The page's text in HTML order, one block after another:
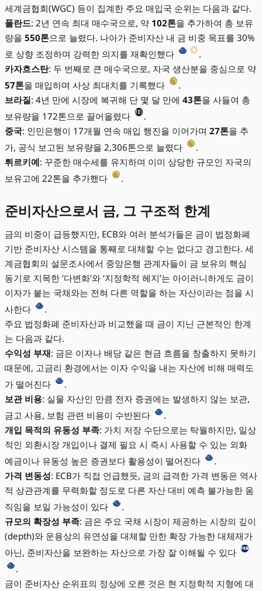
세계금협회(WGC) 등이 집계한 주요 매입국 순위는 다음과 같다.
폴란드: 2년 연속 최대 매수국으로, 약 102톤을 추가하여 총 보유
량을 550톤으로 늘렸다. 나아가 준비자산 내 금 비중 목표를 30%
로 상향 조정하며 강력한 의지를 재확인했다
.
카자흐스탄: 두 번째로 큰 매수국으로, 자국 생산분을 중심으로 약
57톤을 매입하며 사상 최대치를 기록했다
.
브라질: 4년 만에 시장에 복귀해 단 몇 달 만에 43톤을 사들여 총
보유량을 172톤으로 끌어올렸다
.
중국: 인민은행이 17개월 연속 매입 행진을 이어가며 27톤을 추
가, 공식 보고된 보유량을 2,306톤으로 늘렸다
.
튀르키예: 꾸준한 매수세를 유지하며 이미 상당한 규모인 자국의
보유고에 22톤을 추가했다
.
준비자산으로서 금, 그 구조적 한계
금의 비중이 급등했지만, ECB와 여러 분석가들은 금이 법정화폐
기반 준비자산 시스템을 통째로 대체할 수는 없다고 경고한다. 세
계금협회의 설문조사에서 중앙은행 관계자들이 금 보유의 핵심
동기로 지목한 ‘다변화’와 ‘지정학적 헤지’는 아이러니하게도 금이
이자가 붙는 국채와는 전혀 다른 역할을 하는 자산이라는 점을 시
사한다
.
주요 법정화폐 준비자산과 비교했을 때 금이 지닌 근본적인 한계
는 다음과 같다.
수익성 부재: 금은 이자나 배당 같은 현금 흐름을 창출하지 못하기
때문에, 고금리 환경에서는 이자 수익을 내는 자산에 비해 매력도
가 떨어진다
.
보관 비용: 실물 자산인 만큼 전자 증권에는 발생하지 않는 보관,
금고 사용, 보험 관련 비용이 수반된다
.
개입 목적의 유동성 부족: 가치 저장 수단으로는 탁월하지만, 일상
적인 외환시장 개입이나 결제 필요 시 즉시 사용할 수 있는 외화
예금이나 유동성 높은 증권보다 활용성이 떨어진다
.
가격 변동성: ECB가 직접 언급했듯, 금의 급격한 가격 변동은 역사
적 상관관계를 무력화할 정도로 다른 자산 대비 예측 불가능한 움
직임을 보일 가능성이 있다
.
규모의 확장성 부족: 금은 주요 국채 시장이 제공하는 시장의 깊이
(depth)와 운용상의 유연성을 대체할 만한 확장 가능한 대체재가
아닌, 준비자산을 보완하는 자산으로 가장 잘 이해될 수 있다
.
금이 준비자산 순위표의 정상에 오른 것은 현 지정학적 지형에 대